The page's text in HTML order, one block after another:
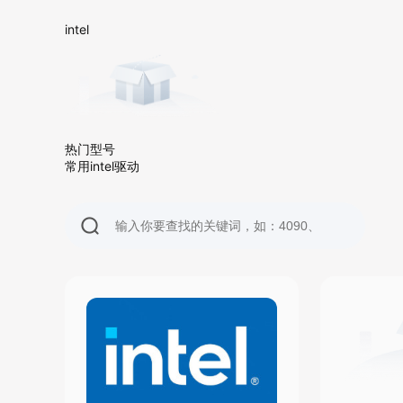
intel
intel
热门型号
常用intel驱动